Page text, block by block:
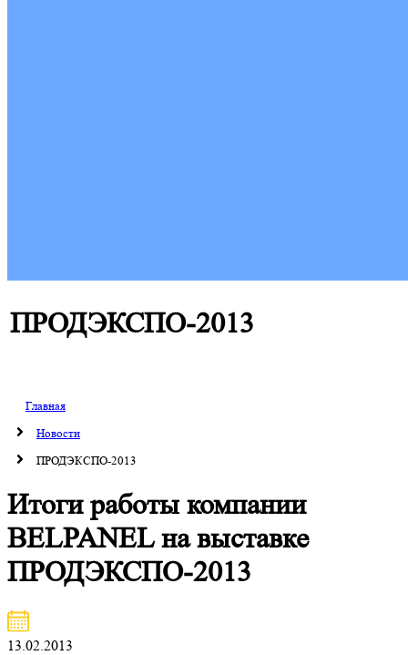
ПРОДЭКСПО-2013
Главная
Новости
ПРОДЭКСПО-2013
Итоги работы компании
BELPANEL на выставке
ПРОДЭКСПО-2013
13.02.2013